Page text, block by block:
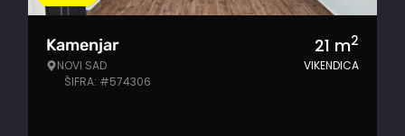
Kamenjar
NOVI SAD
ŠIFRA: #574306
21 m2
VIKENDICA